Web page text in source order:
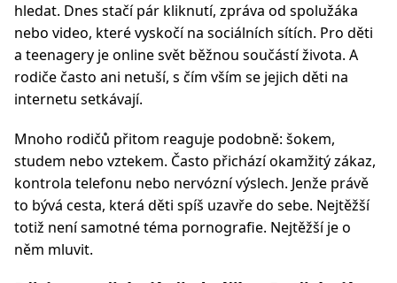
hledat. Dnes stačí pár kliknutí, zpráva od spolužáka
nebo video, které vyskočí na sociálních sítích. Pro děti
a teenagery je online svět běžnou součástí života. A
rodiče často ani netuší, s čím vším se jejich děti na
internetu setkávají.
Mnoho rodičů přitom reaguje podobně: šokem,
studem nebo vztekem. Často přichází okamžitý zákaz,
kontrola telefonu nebo nervózní výslech. Jenže právě
to bývá cesta, která děti spíš uzavře do sebe. Nejtěžší
totiž není samotné téma pornografie. Nejtěžší je o
něm mluvit.